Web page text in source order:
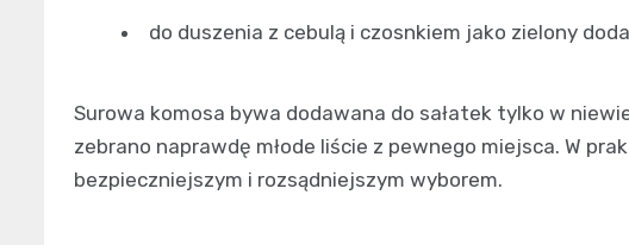
do duszenia z cebulą i czosnkiem jako zielony
Surowa komosa bywa dodawana do sałatek tylko w
zebrano naprawdę młode liście z pewnego miejsca. W
bezpieczniejszym i rozsądniejszym wyborem.